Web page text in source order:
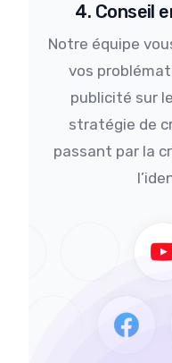
4. Conseil
Notre équipe
vos
publicité sur
stratégie de
passant par la